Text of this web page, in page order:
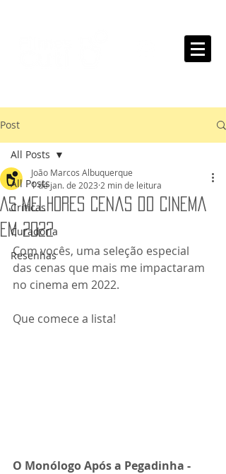
Post
All Posts
Críticas
Curadoria
Resenhas
All Posts
As Melhores Cenas do Cinema
em 2022
João Marcos Albuquerque
1 de jan. de 2023 2 min de leitura
Com vocês, uma seleção especial
das cenas que mais me impactaram
no cinema em 2022.
Que comece a lista!
O Monólogo Após a Pegadinha -